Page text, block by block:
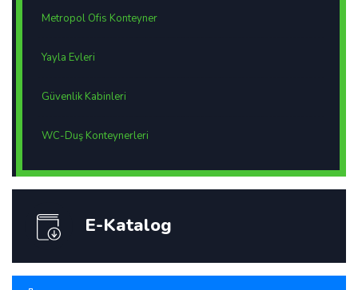
Metropol Ofis Konteyner
Yayla Evleri
Güvenlik Kabinleri
WC-Duş Konteynerleri
E-Katalog